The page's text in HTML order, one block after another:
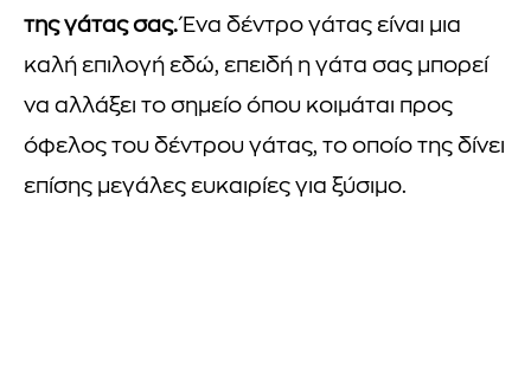
της γάτας σας.Ένα δέντρο γάτας είναι μια
καλή επιλογή εδώ, επειδή η γάτα σας μπορεί
να αλλάξει το σημείο όπου κοιμάται προς
όφελος του δέντρου γάτας, το οποίο της δίνει
επίσης μεγάλες ευκαιρίες για ξύσιμο.